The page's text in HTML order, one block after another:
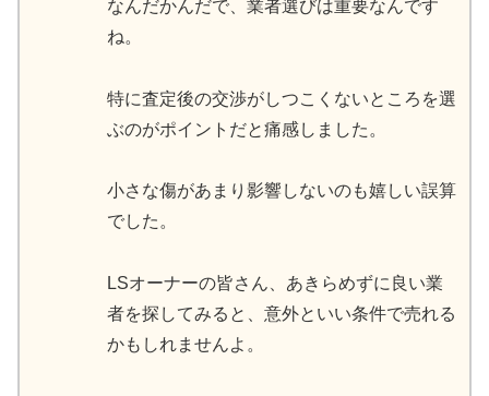
なんだかんだで、業者選びは重要なんです
ね。
特に査定後の交渉がしつこくないところを選
ぶのがポイントだと痛感しました。
小さな傷があまり影響しないのも嬉しい誤算
でした。
LSオーナーの皆さん、あきらめずに良い業
者を探してみると、意外といい条件で売れる
かもしれませんよ。